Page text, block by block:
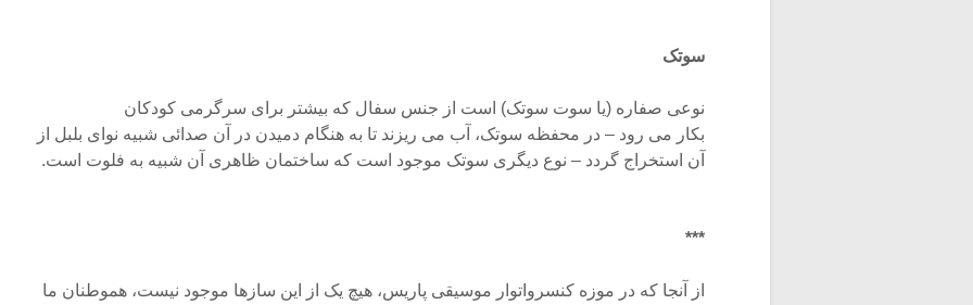
سوتک
نوعی صفاره (یا سوت سوتک) است از جنس سفال که بیشتر برای سرگرمی کودکان
بکار می رود – در محفظه سوتک، آب می ریزند تا به هنگام دمیدن در آن صدائی شبیه نوای بلبل از
آن استخراج گردد – نوع دیگری سوتک موجود است که ساختمان ظاهری آن شبیه به فلوت است.
***
از آنجا که در موزه کنسرواتوار موسیقی پاریس، هیچ یک از این سازها موجود نیست، هموطنان ما